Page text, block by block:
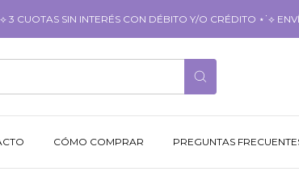
3 CUOTAS SIN INTERÉS CON DÉBITO Y/O CRÉDITO ⋆˙⟡
CÓMO COMPRAR PREGUNTAS